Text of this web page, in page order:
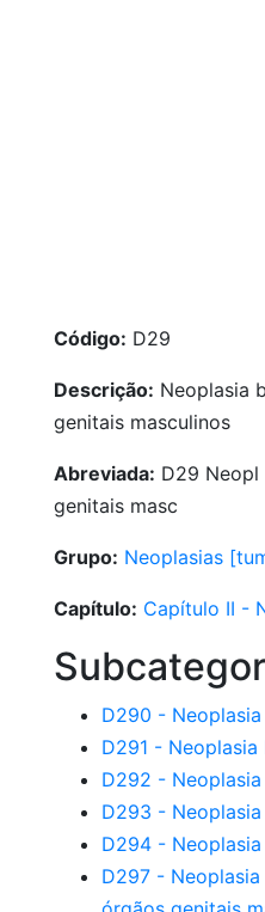
Código: D29
Descrição: Neoplasia
genitais masculinos
Abreviada: D29
genitais masc
Grupo: Neoplasias
Capítulo: Capítulo II -
D290 -
D291 -
D292 -
D293 -
D294 -
D297 -